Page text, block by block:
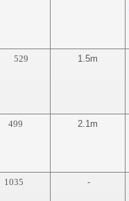
529 1.5m
499 2.1m
1035 -